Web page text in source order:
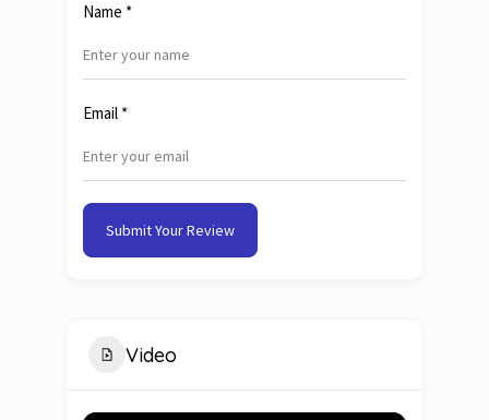
Name *
Email *
Submit Your Review
Video